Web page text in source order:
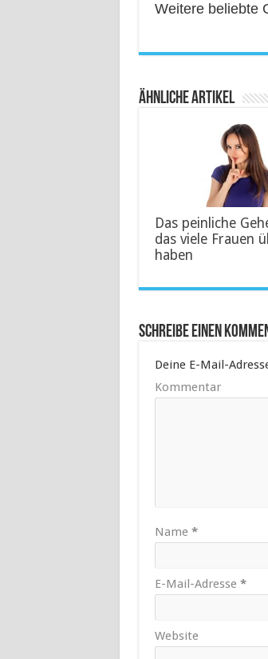
Weitere beliebte
Ähnliche Artikel
Das peinliche
das viele Frauen
haben
Schreibe einen
Deine E-Mail-
Kommentar
Name *
E-Mail-Adresse *
Website